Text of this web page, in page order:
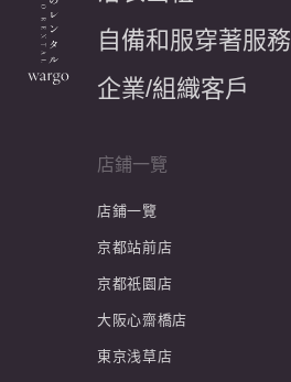
自備和服穿著服務
企業/組織客戶
店鋪一覽
店鋪一覽
京都站前店
京都祇園店
大阪心齋橋店
東京浅草店